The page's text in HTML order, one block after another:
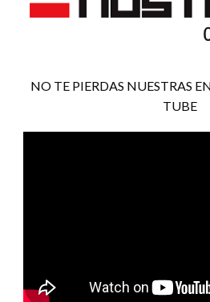
NO TE PIERDAS NUESTRAS
TUBE